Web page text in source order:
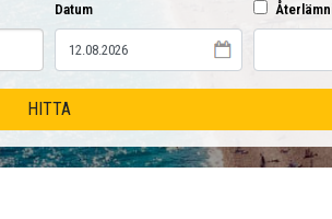
Datum
HITTA